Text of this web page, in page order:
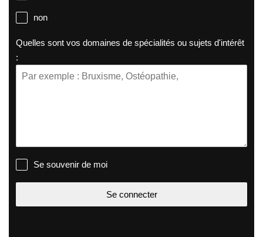
non
Quelles sont vos domaines de spécialités ou sujets d'intérêt
:
Se souvenir de moi
Se connecter